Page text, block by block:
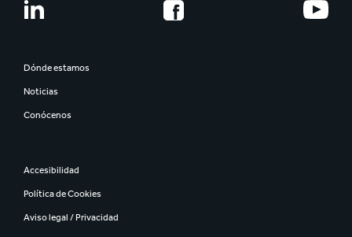
Dónde estamos
Noticias
Conócenos
Accesibilidad
Política de Cookies
Aviso legal / Privacidad